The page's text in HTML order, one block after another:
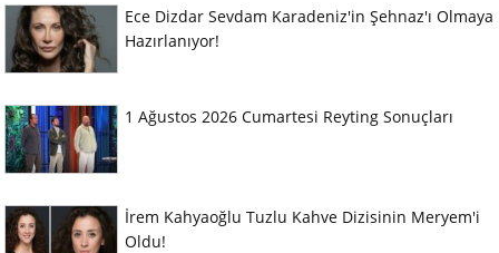
Ece Dizdar Sevdam Karadeniz'in Şehnaz'ı Olmaya
Hazırlanıyor!
1 Ağustos 2026 Cumartesi Reyting Sonuçları
İrem Kahyaoğlu Tuzlu Kahve Dizisinin Meryem'i
Oldu!